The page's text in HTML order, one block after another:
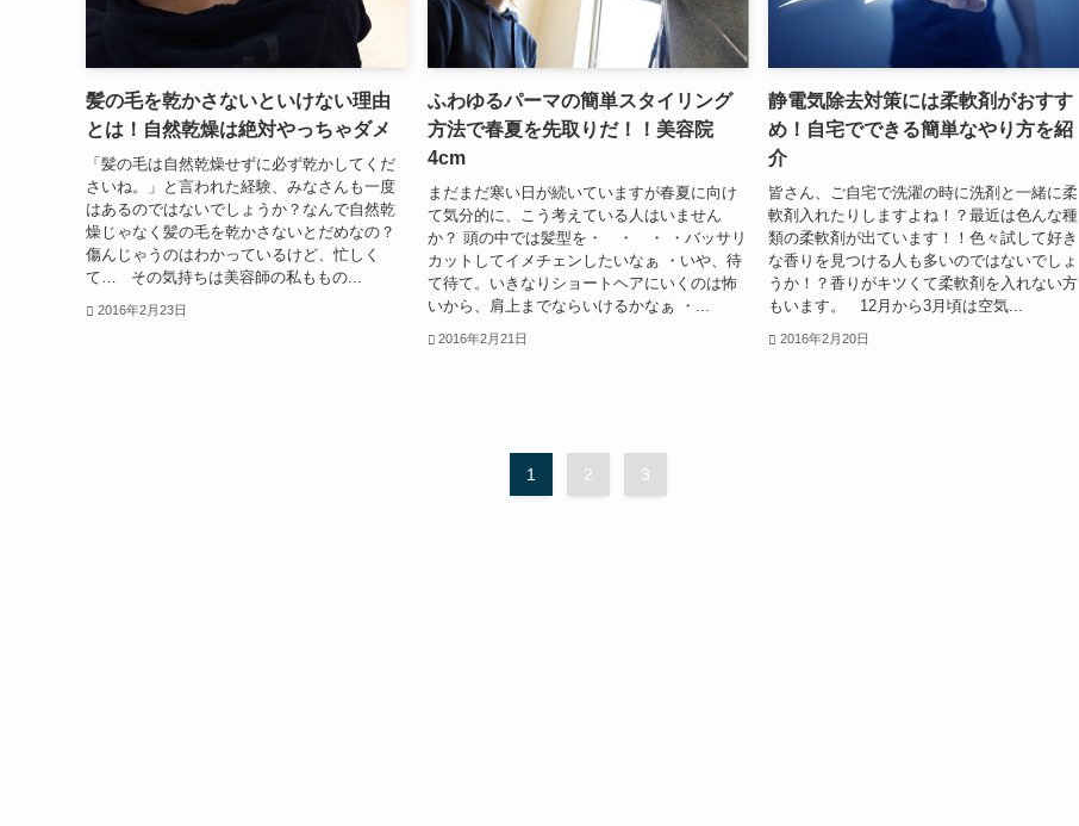
髪の毛を乾かさないといけない理由
とは！自然乾燥は絶対やっちゃダメ
「髪の毛は自然乾燥せずに必ず乾かしてくだ
さいね。」と言われた経験、みなさんも一度
はあるのではないでしょうか？なんで自然乾
燥じゃなく髪の毛を乾かさないとだめなの？
傷んじゃうのはわかっているけど、忙しく
て… その気持ちは美容師の私ももの...
2016年2月23日
ふわゆるパーマの簡単スタイリング
方法で春夏を先取りだ！！美容院
4cm
まだまだ寒い日が続いていますが春夏に向け
て気分的に、こう考えている人はいません
か？ 頭の中では髪型を・ ・ ・ ・バッサリ
カットしてイメチェンしたいなぁ ・いや、待
て待て。いきなりショートヘアにいくのは怖
いから、肩上までならいけるかなぁ ・...
2016年2月21日
静電気除去対策には柔軟剤がおすす
め！自宅でできる簡単なやり方を紹
介
皆さん、ご自宅で洗濯の時に洗剤と一緒に柔
軟剤入れたりしますよね！？最近は色んな種
類の柔軟剤が出ています！！色々試して好き
な香りを見つける人も多いのではないでしょ
うか！？香りがキツくて柔軟剤を入れない方
もいます。 12月から3月頃は空気...
2016年2月20日
1 2 3